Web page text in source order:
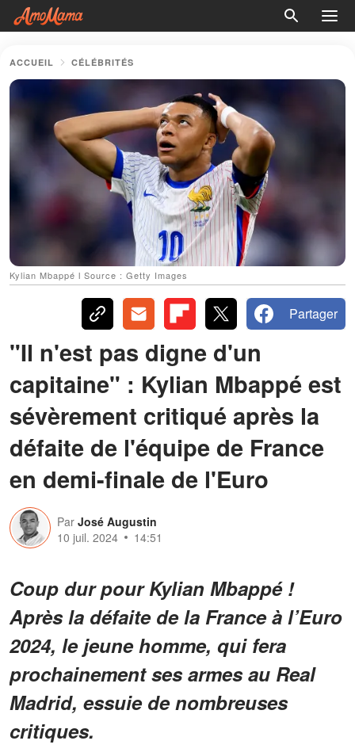
ACCUEIL CÉLÉBRITÉS
Kylian Mbappé ӏ Source : Getty Images
Partager
"Il n'est pas digne d'un
capitaine" : Kylian Mbappé est
sévèrement critiqué après la
défaite de l'équipe de France
en demi-finale de l'Euro
Par José Augustin
10 juil. 2024
14:51
Coup dur pour Kylian Mbappé !
Après la défaite de la France à l’Euro
2024, le jeune homme, qui fera
prochainement ses armes au Real
Madrid, essuie de nombreuses
critiques.